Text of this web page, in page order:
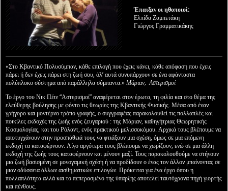
Έπαιξαν οι ηθοποιοί:
Ελπίδα Ζαμπετάκη
Γιώργος Γραμματικάκης
«Στο Κβαντικό Πολυσύμπαν, κάθε επιλογή που έχεις κάνει, κάθε απόφαση που έχεις
πάρει ή δεν έχεις πάρει στη ζωή σου, όλ’ αυτά συνυπάρχουν σε ένα αφάνταστα
πολύπλοκο σύστημα από παράλληλα σύμπαντα.»Μάριαν, Αστερισμοί
Το έργο του Νικ Πέιν “Αστερισμοί” αναφέρεται στον έρωτα, τη φιλία και στο θέμα της
ελεύθερης βούλησης με φόντο τις θεωρίες της Κβαντικής Φυσικής. Μέσα από έναν
γρήγορο και μοντέρνο τρόπο γραφής, ο συγγραφέας παρακολουθεί τις πολλαπλές και
ποικίλες εκδοχές της ζωής ενός ζευγαριού : της Μάριαν, καθηγήτριας Θεωρητικής
Κοσμολογίας, και του Ρόλαντ, ενός πρακτικού μελισσοκόμου. Αρχικά τους βλέπουμε να
αποτυγχάνουν στην προσπάθειά τους να φτιάξουν μια σχέση, όμως σε μια επόμενη
εκδοχή τα καταφέρνουν. Λίγο αργότερα τους βλέπουμε να χωρίζουν, ενώ σε μια άλλη
εκδοχή της ζωής τους καταφέρνουν και μένουν μαζί. Τους παρακολουθούμε να στήνουν
μια ζωή βασισμένη σε μονογαμική σχέση ή να προδίδουν ο ένας τον άλλον μπαίνοντας σε
μιαν οδύσσεια άλλων αισθηματικών επιλογών. Πρόκειται για ένα έργο όπου η
πολλαπλότητα αλλά και το πεπερασμένο της ύπαρξης αποτελεί ταυτόχρονα πηγή γιορτής
και πένθους.